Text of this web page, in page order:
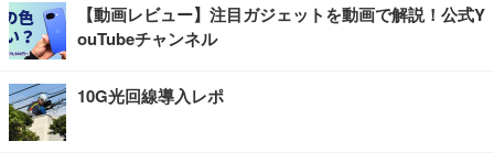
【動画レビュー】注目ガジェットを動画で解説！公式Y
ouTubeチャンネル
10G光回線導入レポ